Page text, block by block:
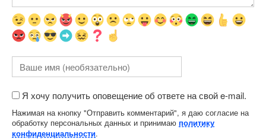
Я хочу получить оповещение об ответе на свой e-mail.
Нажимая на кнопку "Отправить комментарий", я даю согласие на
обработку персональных данных и принимаю политику
конфиденциальности.